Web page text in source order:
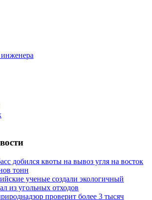
добился квоты на вывоз угля на восток
тонн
ученые создали экологичный
из угольных отходов
проверит более 3 тысяч